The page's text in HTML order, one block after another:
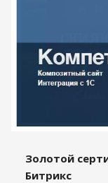
Золотой
Битрикс